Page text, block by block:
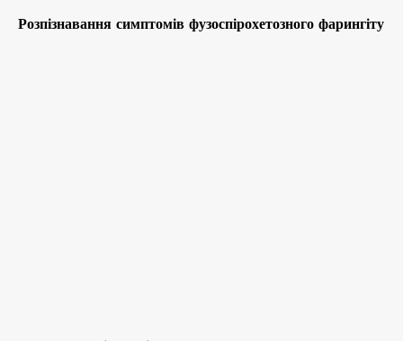
Розпізнавання симптомів фузоспірохетозного фарингіту